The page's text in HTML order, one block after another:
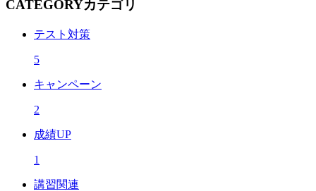
CATEGORYカテゴリ
テスト対策
5
キャンペーン
2
成績UP
1
講習関連